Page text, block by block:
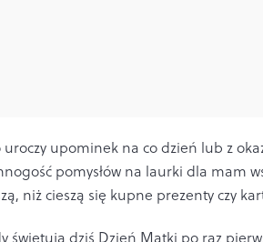
upominek na co dzień lub z
pomysłów na laurki dla mam
niż cieszą się kupne prezenty czy
świętują dziś Dzień Matki po raz